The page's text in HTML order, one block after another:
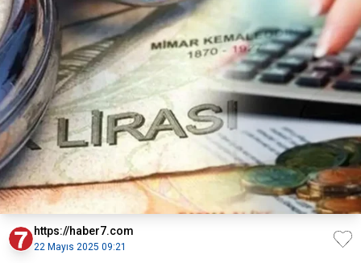
https://haber7.com
22 Mayıs 2025 09:21